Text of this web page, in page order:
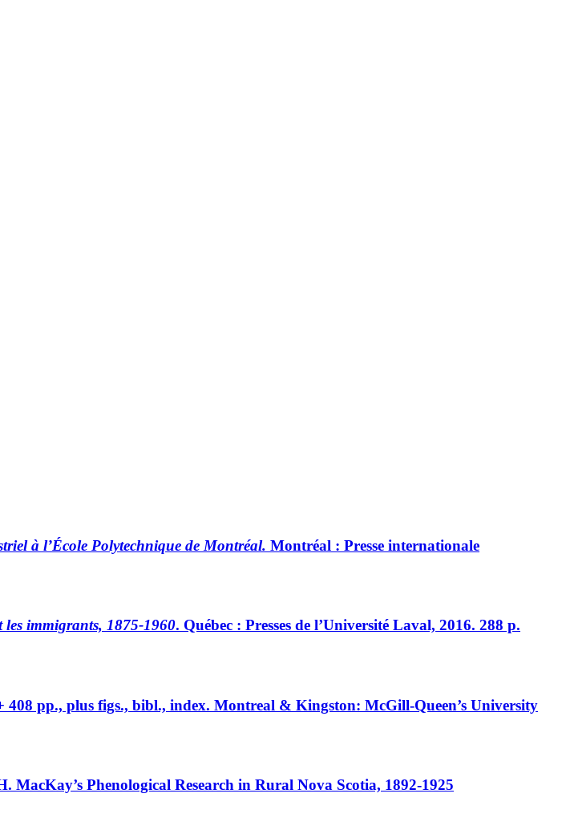
à l’École Polytechnique de Montréal. Montréal : Presse internationale
les immigrants, 1875-1960. Québec : Presses de l’Université Laval, 2016. 288 p.
408 pp., plus figs., bibl., index. Montreal & Kingston: McGill-Queen’s University
Phenological Research in Rural Nova Scotia, 1892-1925